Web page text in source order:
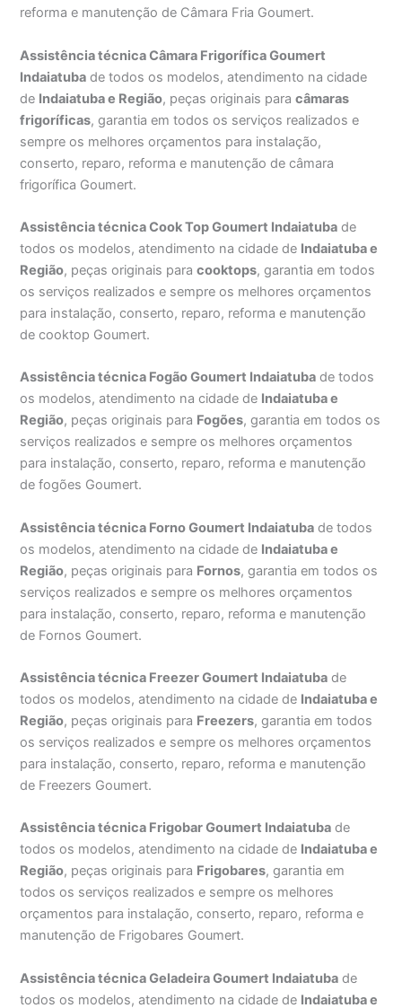
reforma e manutenção de Câmara Fria Goumert.
Assistência técnica Câmara Frigorífica Goumert
Indaiatuba de todos os modelos, atendimento na cidade
de Indaiatuba e Região, peças originais paracâmaras
frigoríficas, garantia em todos os serviços realizados e
sempre os melhores orçamentos para instalação,
conserto, reparo, reforma e manutenção de câmara
frigorífica Goumert.
Assistência técnica Cook Top Goumert Indaiatuba de
todos os modelos, atendimento na cidade de Indaiatuba e
Região, peças originais paracooktops, garantia em todos
os serviços realizados e sempre os melhores orçamentos
para instalação, conserto, reparo, reforma e manutenção
de cooktop Goumert.
Assistência técnica Fogão Goumert Indaiatuba de todos
os modelos, atendimento na cidade de Indaiatuba e
Região, peças originais para Fogões, garantia em todos os
serviços realizados e sempre os melhores orçamentos
para instalação, conserto, reparo, reforma e manutenção
de fogões Goumert.
Assistência técnica Forno Goumert Indaiatuba de todos
os modelos, atendimento na cidade de Indaiatuba e
Região, peças originais para Fornos, garantia em todos os
serviços realizados e sempre os melhores orçamentos
para instalação, conserto, reparo, reforma e manutenção
de Fornos Goumert.
Assistência técnica Freezer Goumert Indaiatuba de
todos os modelos, atendimento na cidade de Indaiatuba e
Região, peças originais para Freezers, garantia em todos
os serviços realizados e sempre os melhores orçamentos
para instalação, conserto, reparo, reforma e manutenção
de Freezers Goumert.
Assistência técnica Frigobar Goumert Indaiatuba de
todos os modelos, atendimento na cidade de Indaiatuba e
Região, peças originais para Frigobares, garantia em
todos os serviços realizados e sempre os melhores
orçamentos para instalação, conserto, reparo, reforma e
manutenção de Frigobares Goumert.
Assistência técnica Geladeira Goumert Indaiatuba de
todos os modelos, atendimento na cidade de Indaiatuba e